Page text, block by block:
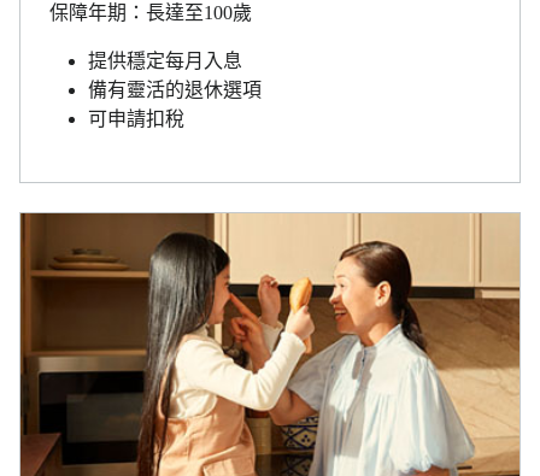
保障年期：長達至100歲
提供穩定每月入息
備有靈活的退休選項
可申請扣稅